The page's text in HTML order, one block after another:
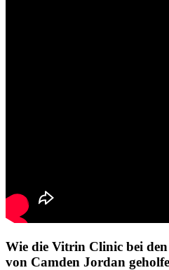
Wie die Vitrin Clinic bei
von Camden Jordan